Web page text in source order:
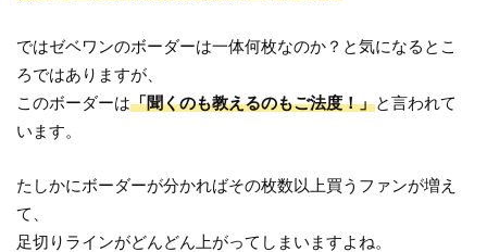
ではゼベワンのボーダーは一体何枚なのか？と気になるとこ
ろではありますが、
このボーダーは「聞くのも教えるのもご法度！」と言われて
います。
たしかにボーダーが分かればその枚数以上買うファンが増え
て、
足切りラインがどんどん上がってしまいますよね。